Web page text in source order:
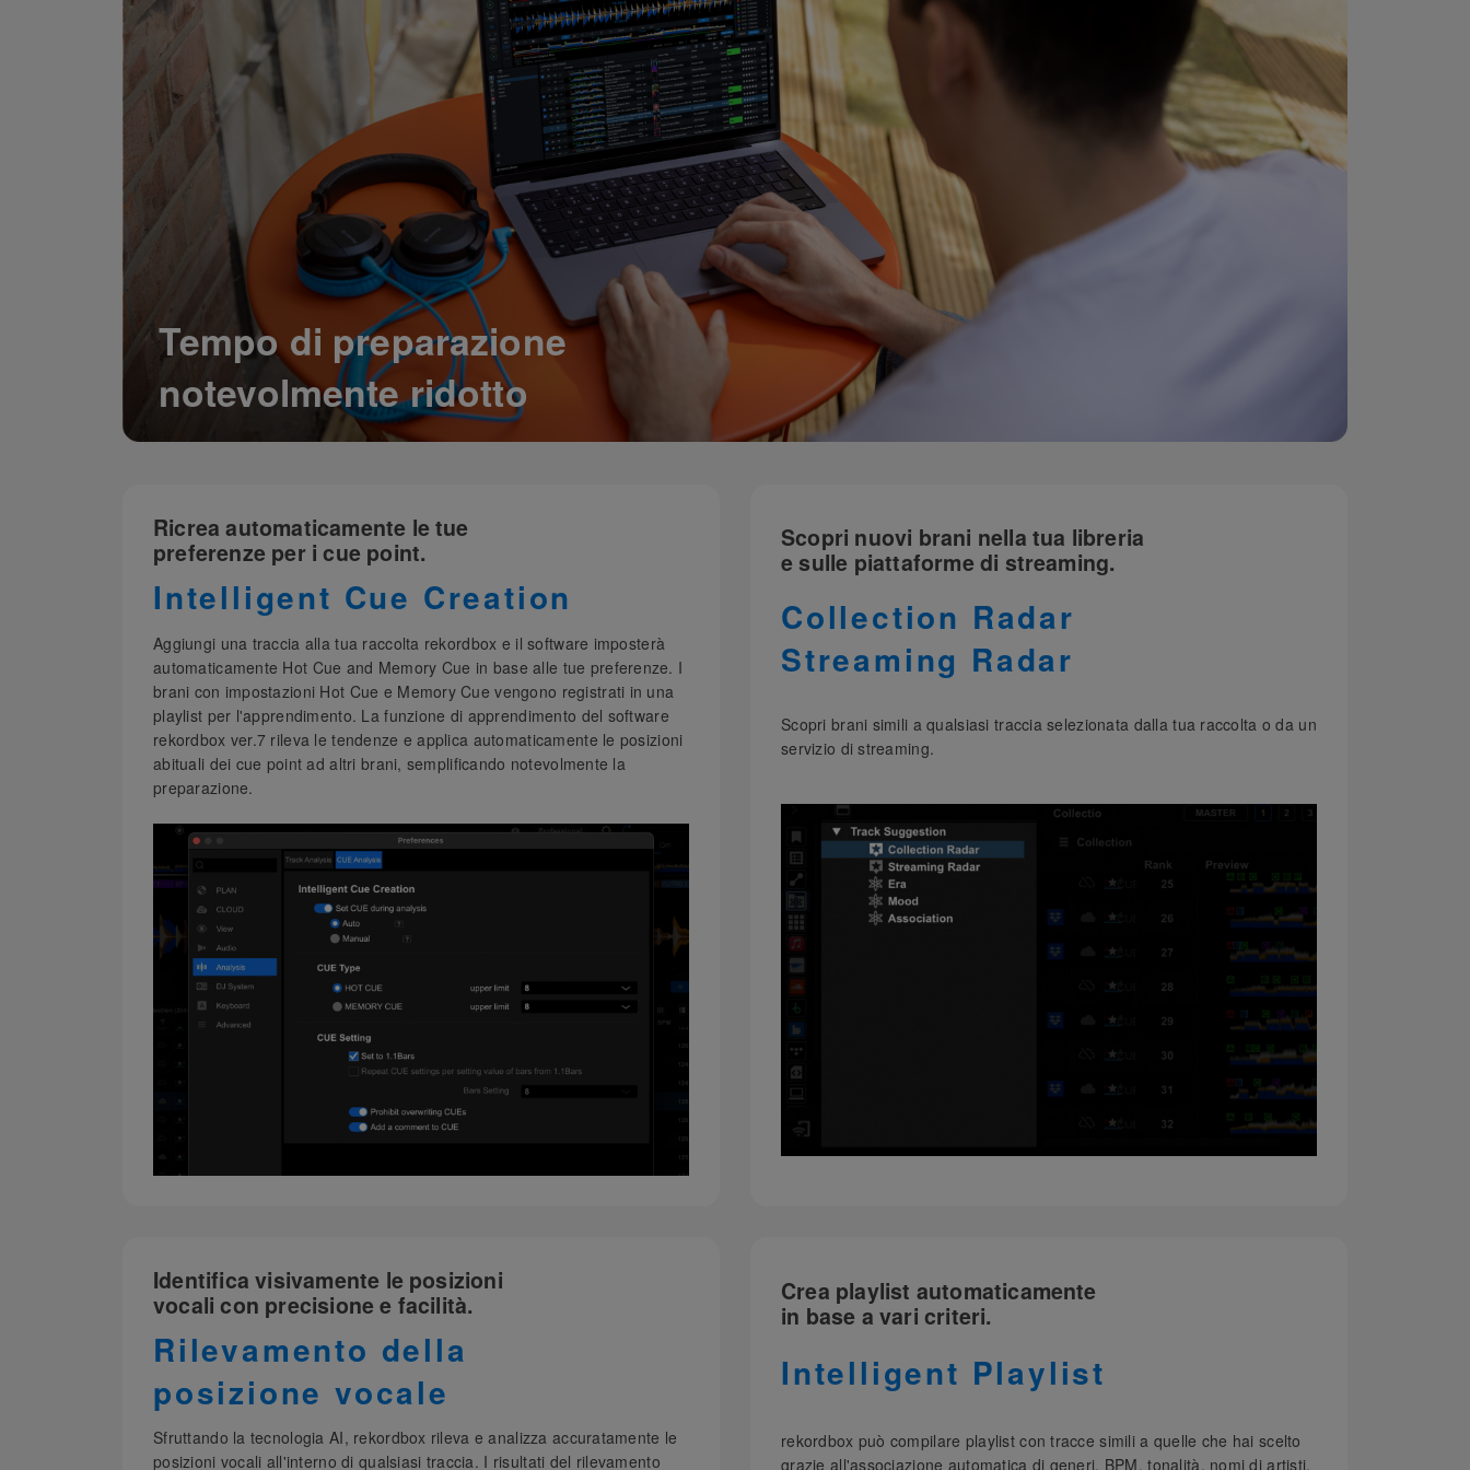
Tempo di preparazione
notevolmente ridotto
Ricrea automaticamente le tue
preferenze per i cue point.
Intelligent Cue Creation
Aggiungi una traccia alla tua raccolta rekordbox e il software imposterà
automaticamente Hot Cue and Memory Cue in base alle tue preferenze. I
brani con impostazioni Hot Cue e Memory Cue vengono registrati in una
playlist per l'apprendimento. La funzione di apprendimento del software
rekordbox ver.7 rileva le tendenze e applica automaticamente le posizioni
abituali dei cue point ad altri brani, semplificando notevolmente la
preparazione.
Scopri nuovi brani nella tua libreria
e sulle piattaforme di streaming.
Collection Radar
Streaming Radar
Scopri brani simili a qualsiasi traccia selezionata dalla tua raccolta o da un
servizio di streaming.
Identifica visivamente le posizioni
vocali con precisione e facilità.
Rilevamento della
posizione vocale
Sfruttando la tecnologia AI, rekordbox rileva e analizza accuratamente le
posizioni vocali all'interno di qualsiasi traccia. I risultati del rilevamento
Crea playlist automaticamente
in base a vari criteri.
Intelligent Playlist
rekordbox può compilare playlist con tracce simili a quelle che hai scelto
grazie all'associazione automatica di generi, BPM, tonalità, nomi di artisti,